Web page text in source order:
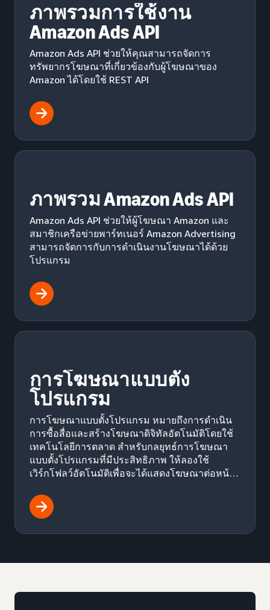
ภาพรวมการใช้งาน
Amazon Ads API
Amazon Ads API ช่วยให้คุณสามารถจัดการ
ทรัพยากรโฆษณาที่เกี่ยวข้องกับผู้โฆษณาของ
Amazon ได้โดยใช้ REST API
ภาพรวม Amazon Ads API
Amazon Ads API ช่วยให้ผู้โฆษณา Amazon และ
สมาชิกเครือข่ายพาร์ทเนอร์ Amazon Advertising
สามารถจัดการกับการดำเนินงานโฆษณาได้ด้วย
โปรแกรม
การโฆษณาแบบตั้ง
โปรแกรม
การโฆษณาแบบตั้งโปรแกรม หมายถึงการดำเนิน
การซื้อสื่อและสร้างโฆษณาดิจิทัลอัตโนมัติโดยใช้
เทคโนโลยีการตลาด สำหรับกลยุทธ์การโฆษณา
แบบตั้งโปรแกรมที่มีประสิทธิภาพ ให้ลองใช้
เวิร์กโฟลว์อัตโนมัติเพื่อจะได้แสดงโฆษณาต่อหน้า